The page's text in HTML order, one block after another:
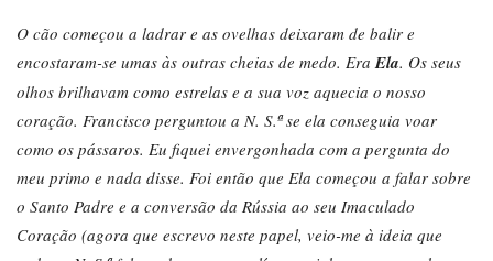
O cão começou a ladrar e as ovelhas deixaram de balir e
encostaram-se umas às outras cheias de medo. EraEla. Os seus
olhos brilhavam como estrelas e a sua voz aquecia o nosso
coração. Francisco perguntou a N. S.ª se ela conseguia voar
como os pássaros. Eu fiquei envergonhada com a pergunta do
meu primo e nada disse. Foi então que Ela começou a falar sobre
o Santo Padre e a conversão da Rússia ao seu Imaculado
Coração (agora que escrevo neste papel, veio-me à ideia que